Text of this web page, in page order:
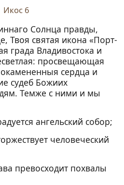
Икос 6
Твоя святая икона «Порт-
града Владивостока и
просвещающая
сердца и
судеб Божиих
Темже с ними и мы
ангельский собор;